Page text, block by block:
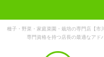
種子・野菜・家庭菜園・栽培の専門店【市
専門資格を持つ店長の最適なアド